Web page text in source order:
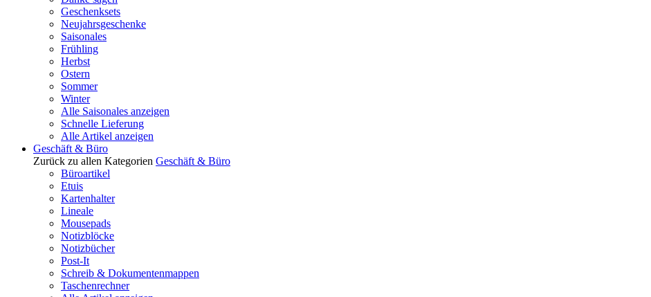
Geschenksets
Neujahrsgeschenke
Saisonales
Frühling
Herbst
Ostern
Sommer
Winter
Alle Saisonales anzeigen
Schnelle Lieferung
Alle Artikel anzeigen
Geschäft & Büro
Zurück zu allen Kategorien Geschäft & Büro
Büroartikel
Etuis
Kartenhalter
Lineale
Mousepads
Notizblöcke
Notizbücher
Post-It
Schreib & Dokumentenmappen
Taschenrechner